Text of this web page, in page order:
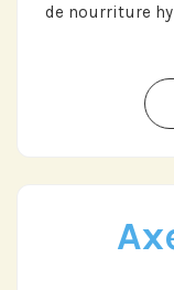
de nourriture